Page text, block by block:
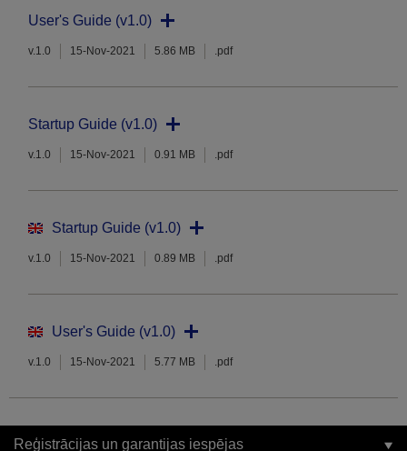
User's Guide (v1.0)
v.1.0 15-Nov-2021 5.86 MB .pdf
Startup Guide (v1.0)
v.1.0 15-Nov-2021 0.91 MB .pdf
Startup Guide (v1.0)
v.1.0 15-Nov-2021 0.89 MB .pdf
User's Guide (v1.0)
v.1.0 15-Nov-2021 5.77 MB .pdf
Reģistrācijas un garantijas iespējas